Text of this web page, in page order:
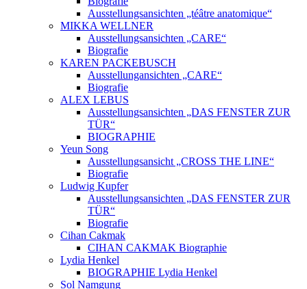
Ausstellungsansichten „téâtre anatomique“
MIKKA WELLNER
Ausstellungsansichten „CARE“
Biografie
KAREN PACKEBUSCH
Ausstellungansichten „CARE“
Biografie
ALEX LEBUS
Ausstellungsansichten „DAS FENSTER ZUR
TÜR“
BIOGRAPHIE
Yeun Song
Ausstellungsansicht „CROSS THE LINE“
Biografie
Ludwig Kupfer
Ausstellungsansichten „DAS FENSTER ZUR
TÜR“
Biografie
Cihan Cakmak
CIHAN CAKMAK Biographie
Lydia Henkel
BIOGRAPHIE Lydia Henkel
Sol Namgung